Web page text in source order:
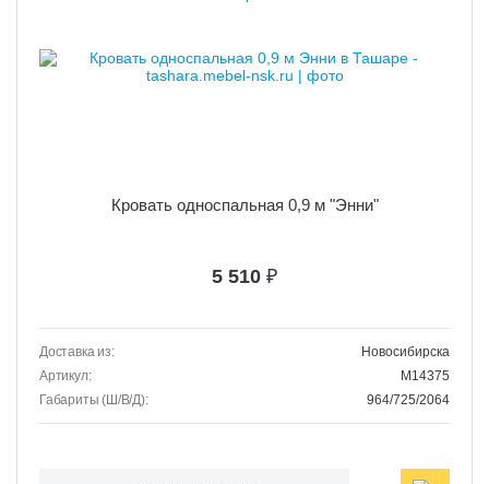
Кровать односпальная 0,9 м "Энни"
5 510 ₽
Доставка из:
Новосибирска
Артикул:
M14375
Габариты (Ш/В/Д):
964/725/2064